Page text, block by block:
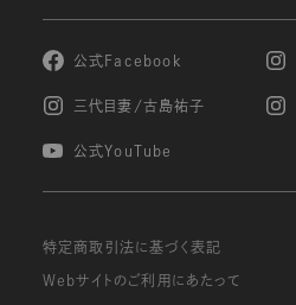
公式Facebook
三代目妻/古島祐子
公式YouTube
特定商取引法に基づく表記
Webサイトのご利用にあたって